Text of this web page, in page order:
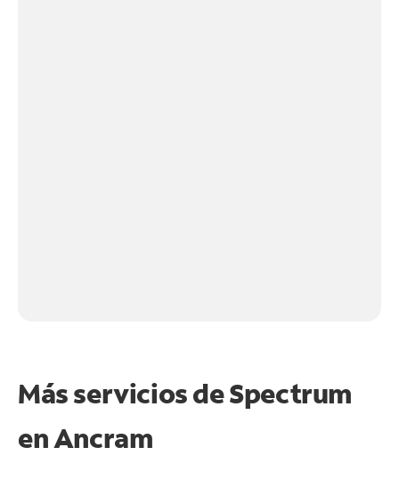
Más servicios de Spectrum
enAncram